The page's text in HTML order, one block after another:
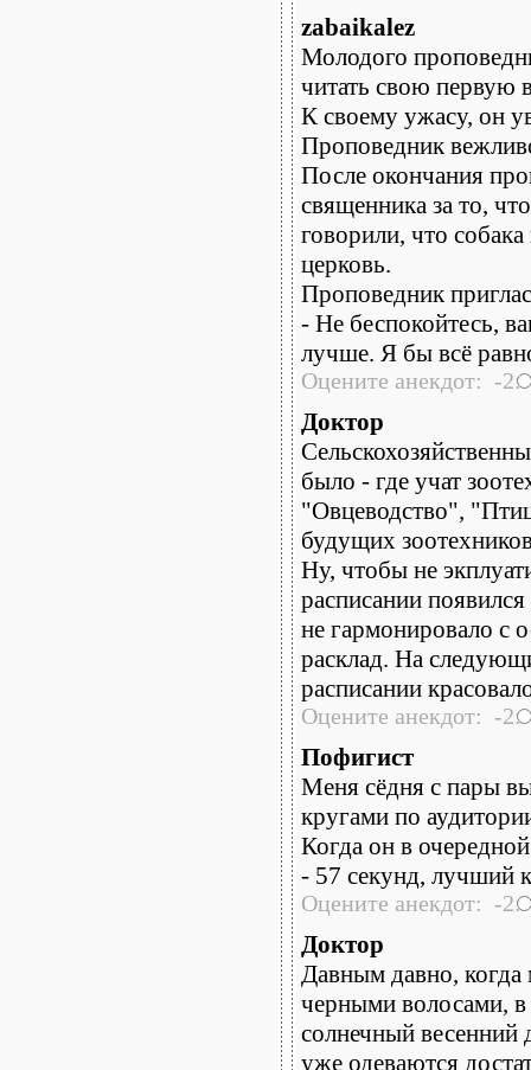
zabaikalez
Молодого
читать свою первую
К своему ужасу, он
Проповедник
После окончания
священника за то,
говорили, что
церковь.
Проповедник
- Не беспокойтесь,
лучше. Я бы всё
Оцените анекдот: -2:
Доктор
было - где учат
"Овцеводство",
будущих
Ну, чтобы не
расписании
не гармонировало с
расклад. На
расписании
Оцените анекдот: -2:
Пофигист
Меня сёдня с пары
кругами по
Когда он в
- 57 секунд, лучший
Оцените анекдот: -2:
Доктор
Давным давно,
черными волосами, в
солнечный весенний
уже одеваются